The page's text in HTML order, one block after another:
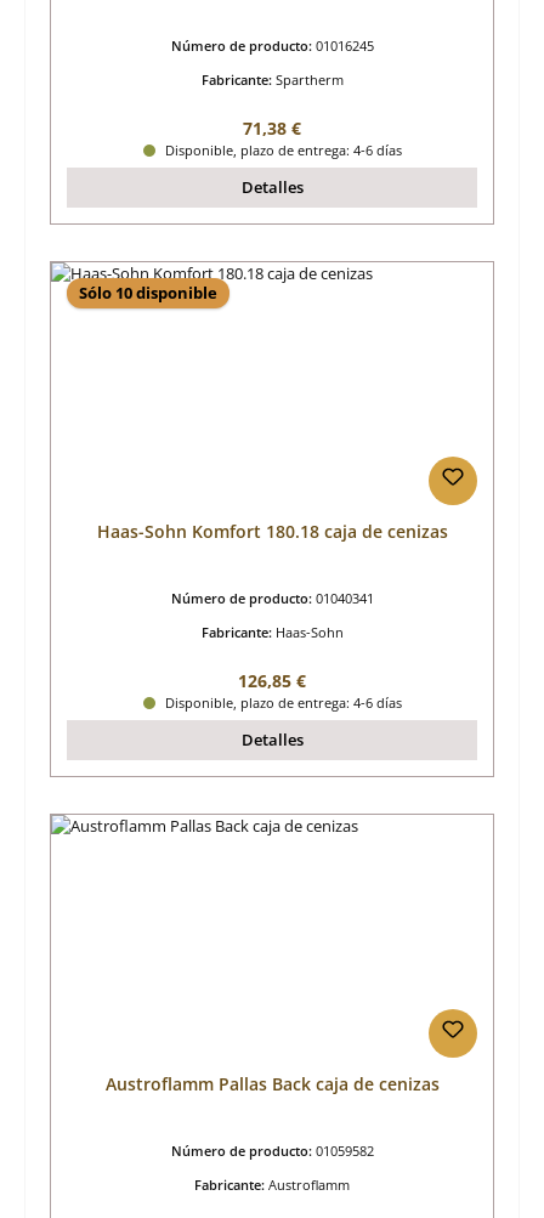
Número de producto: 01016245
Fabricante: Spartherm
Precio normal:
71,38 €
Disponible, plazo de entrega: 4-6 días
Detalles
Sólo 10 disponible
Haas-Sohn Komfort 180.18 caja de cenizas
Número de producto: 01040341
Fabricante: Haas-Sohn
Precio normal:
126,85 €
Disponible, plazo de entrega: 4-6 días
Detalles
Austroflamm Pallas Back caja de cenizas
Número de producto: 01059582
Fabricante: Austroflamm